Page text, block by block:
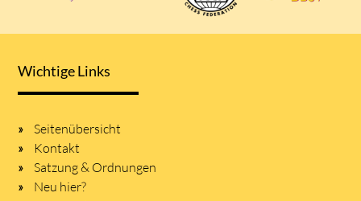
Wichtige Links
Seitenübersicht
Kontakt
Satzung & Ordnungen
Neu hier?